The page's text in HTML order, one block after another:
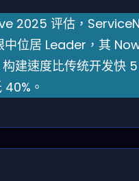
2025 评估，
中位居 Leader，其
建速度比传统开发快 5
。